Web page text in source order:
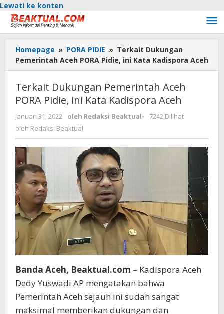
Lewati ke konten
Homepage » PORA PIDIE » Terkait Dukungan
Pemerintah Aceh PORA Pidie, ini Kata Kadispora Aceh
Terkait Dukungan Pemerintah Aceh
PORA Pidie, ini Kata Kadispora Aceh
Januari 31, 2022 oleh Redaksi Beaktual-
7242 Dilihat
oleh Redaksi Beaktual
Banda Aceh, Beaktual.com – Kadispora Aceh
Dedy Yuswadi AP mengatakan bahwa
Pemerintah Aceh sejauh ini sudah sangat
maksimal memberikan dukungan dan